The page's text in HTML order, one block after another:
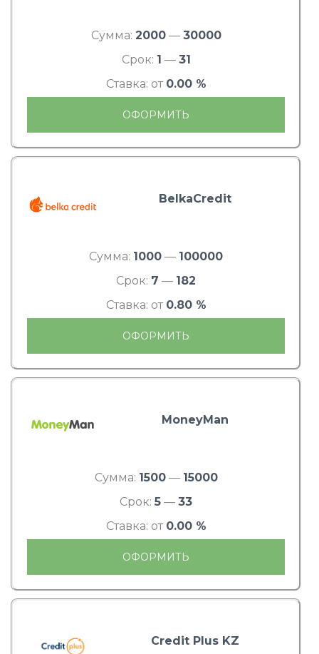
Сумма: 2000— 30000
Срок: 1 — 31
Ставка: от 0.00 %
ОФОРМИТЬ
BelkaCredit
Сумма: 1000 — 100000
Срок: 7 — 182
Ставка: от 0.80 %
ОФОРМИТЬ
MoneyMan
Сумма: 1500— 15000
Срок: 5 — 33
Ставка: от 0.00 %
ОФОРМИТЬ
Credit Plus KZ